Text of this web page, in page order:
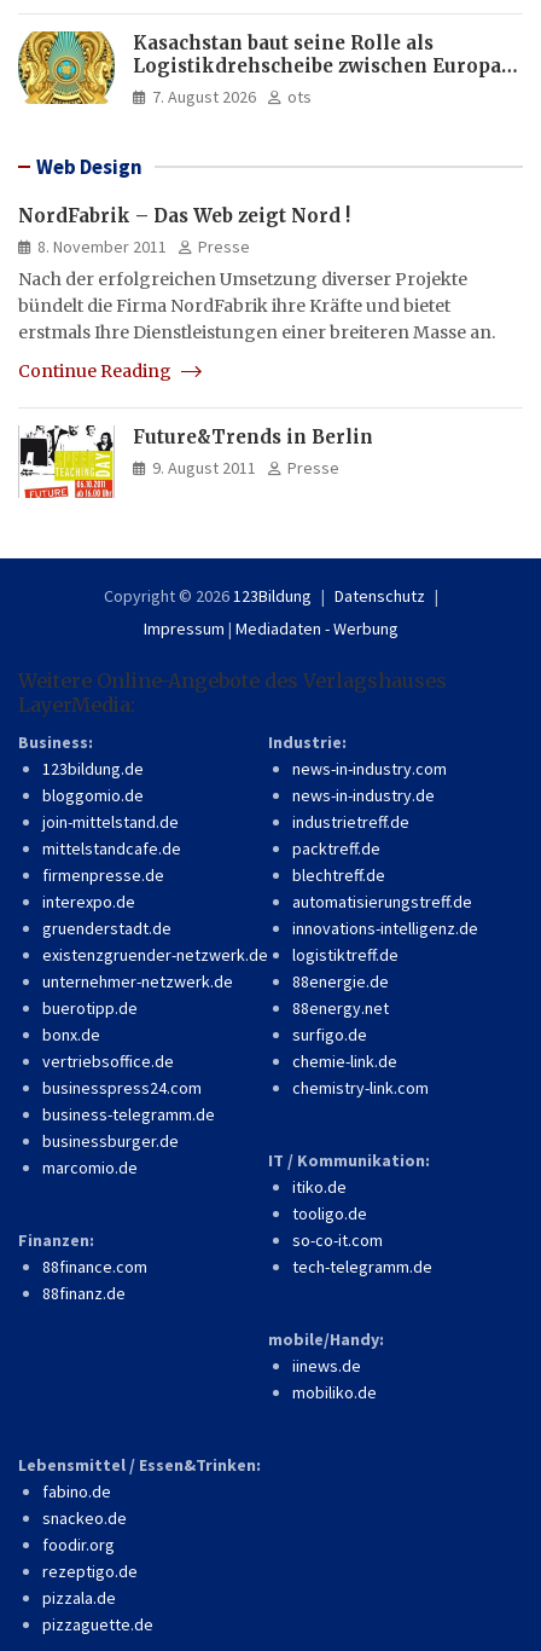
Kasachstan baut seine Rolle als
Logistikdrehscheibe zwischen Europa
und Asien aus
7. August 2026 ots
Web Design
NordFabrik – Das Web zeigt Nord !
8. November 2011
Presse
Nach der erfolgreichen Umsetzung diverser Projekte
bündelt die Firma NordFabrik ihre Kräfte und bietet
erstmals Ihre Dienstleistungen einer breiteren Masse an.
Continue Reading
Future&Trends in Berlin
9. August 2011 Presse
Copyright © 2026 123Bildung
Datenschutz
Impressum | Mediadaten - Werbung
Weitere Online-Angebote des Verlagshauses
LayerMedia:
Business:
123bildung.de
bloggomio.de
join-mittelstand.de
mittelstandcafe.de
firmenpresse.de
interexpo.de
gruenderstadt.de
existenzgruender-netzwerk.de
unternehmer-netzwerk.de
buerotipp.de
bonx.de
vertriebsoffice.de
businesspress24.com
business-telegramm.de
businessburger.de
marcomio.de
Finanzen:
88finance.com
88finanz.de
Industrie:
news-in-industry.com
news-in-industry.de
industrietreff.de
packtreff.de
blechtreff.de
automatisierungstreff.de
innovations-intelligenz.de
logistiktreff.de
88energie.de
88energy.net
surfigo.de
chemie-link.de
chemistry-link.com
IT / Kommunikation:
itiko.de
tooligo.de
so-co-it.com
tech-telegramm.de
mobile/Handy:
iinews.de
mobiliko.de
Lebensmittel / Essen&Trinken:
fabino.de
snackeo.de
foodir.org
rezeptigo.de
pizzala.de
pizzaguette.de